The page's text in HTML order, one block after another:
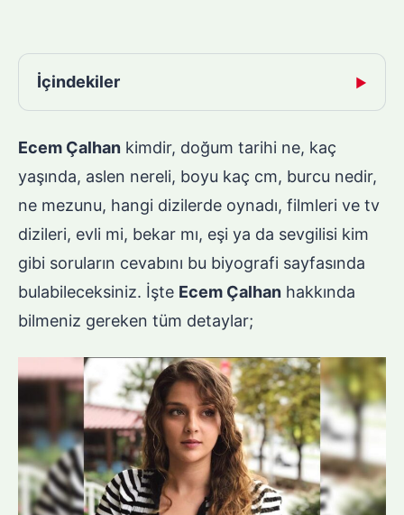
İçindekiler ▶
Ecem Çalhan kimdir, doğum tarihi ne, kaç
yaşında, aslen nereli, boyu kaç cm, burcu nedir,
ne mezunu, hangi dizilerde oynadı, filmleri ve tv
dizileri, evli mi, bekar mı, eşi ya da sevgilisi kim
gibi soruların cevabını bu biyografi sayfasında
bulabileceksiniz. İşte Ecem Çalhan hakkında
bilmeniz gereken tüm detaylar;